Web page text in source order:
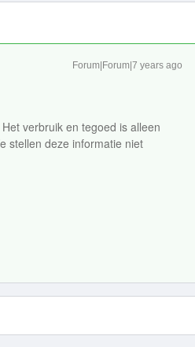
Forum|Forum|7 years ago
verbruik en tegoed is alleen
stellen deze informatie niet